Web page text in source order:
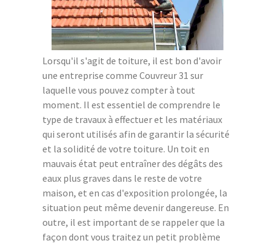
Lorsqu'il s'agit de toiture, il est bon d'avoir
une entreprise comme Couvreur 31 sur
laquelle vous pouvez compter à tout
moment. Il est essentiel de comprendre le
type de travaux à effectuer et les matériaux
qui seront utilisés afin de garantir la sécurité
et la solidité de votre toiture. Un toit en
mauvais état peut entraîner des dégâts des
eaux plus graves dans le reste de votre
maison, et en cas d'exposition prolongée, la
situation peut même devenir dangereuse. En
outre, il est important de se rappeler que la
façon dont vous traitez un petit problème